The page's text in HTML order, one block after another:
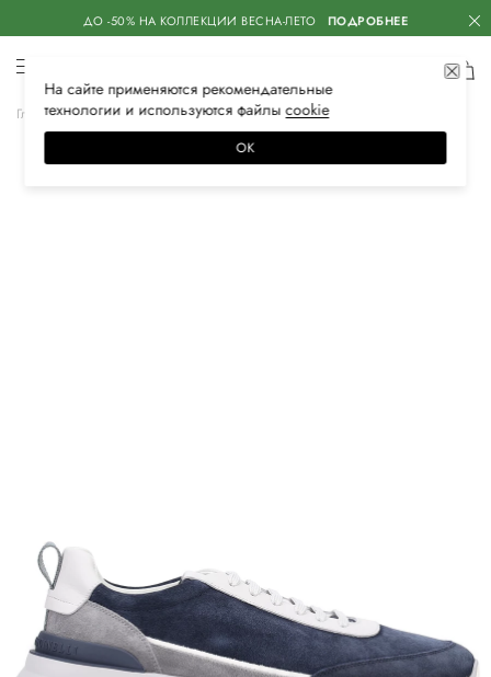
ДО -50% НА КОЛЛЕКЦИИ ВЕСНА-ЛЕТО ПОДРОБНЕЕ
Главная Мужская Обувь Кроссовки
На сайте применяются рекомендательные
технологии и используются файлысооkiе
ОК